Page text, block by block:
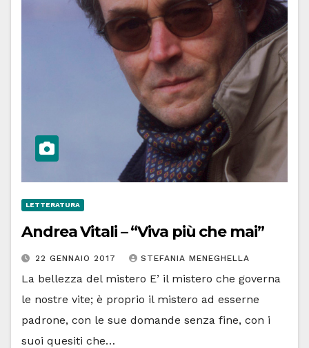
LETTERATURA
Andrea Vitali – “Viva più che mai”
22 GENNAIO 2017 STEFANIA MENEGHELLA
La bellezza del mistero E’ il mistero che governa
le nostre vite; è proprio il mistero ad esserne
padrone, con le sue domande senza fine, con i
suoi quesiti che…